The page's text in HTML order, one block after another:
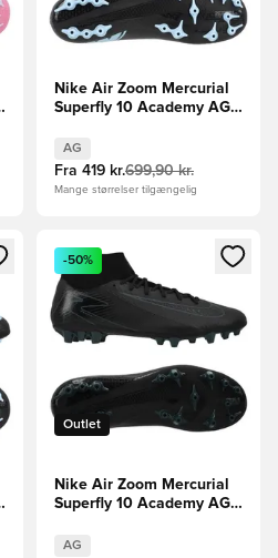
Nike Air Zoom Mercurial
Superfly 10 Academy AG
AG
Fra 419 kr.699,90 kr.
Mange størrelser tilgængelig
ind eller tilmelde dig som
Åbner en Modal til at logge
Outlet
-50%
Nike Air Zoom Mercurial
Superfly 10 Academy AG
AG